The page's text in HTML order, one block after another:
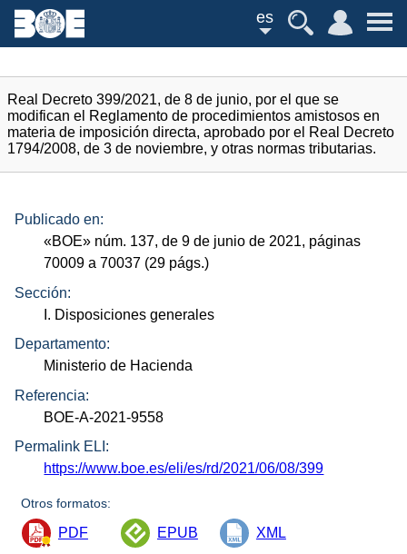
es
Real Decreto 399/2021, de 8 de junio, por el que se
modifican el Reglamento de procedimientos amistosos en
materia de imposición directa, aprobado por el Real Decreto
1794/2008, de 3 de noviembre, y otras normas tributarias.
Publicado en:
«BOE» núm. 137, de 9 de junio de 2021, páginas
70009 a 70037 (29 págs.)
Sección:
I. Disposiciones generales
Departamento:
Ministerio de Hacienda
Referencia:
BOE-A-2021-9558
Permalink ELI:
https://www.boe.es/eli/es/rd/2021/06/08/399
Otros formatos:
PDF EPUB XML